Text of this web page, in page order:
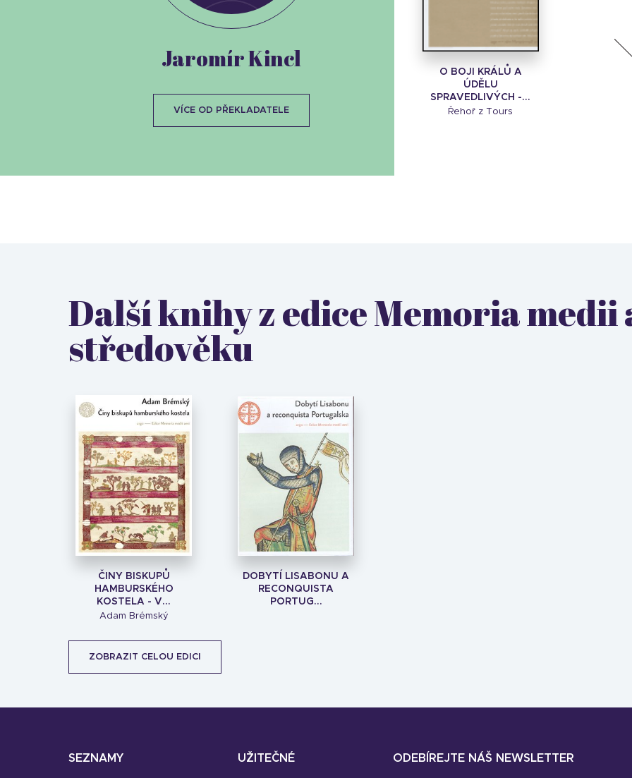
O BOJI KRÁLŮ A
ÚDĚLU
SPRAVEDLIVÝCH -...
Řehoř z Tours
Jaromír Kincl
VÍCE OD PŘEKLADATELE
Další knihy z edice Memoria medii
středověku
ČINY BISKUPŮ
HAMBURSKÉHO
KOSTELA - V...
Adam Brémský
DOBYTÍ LISABONU A
RECONQUISTA
PORTUG...
ZOBRAZIT CELOU EDICI
SEZNAMY UŽITEČNÉ ODEBÍREJTE NÁŠ NEWSLETTER